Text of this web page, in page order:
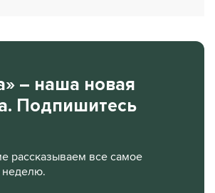
– наша новая
Подпишитесь
рассказываем все самое
неделю.